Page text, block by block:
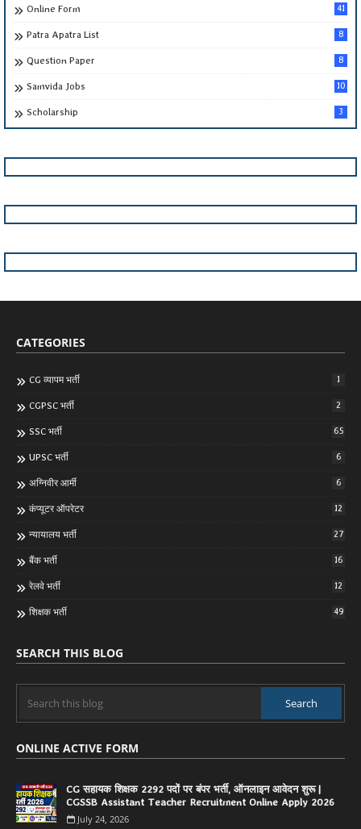
Online Form 41
Patra Apatra List 8
Question Paper 8
Samvida Jobs 10
Scholarship 3
CATEGORIES
CG व्यापम भर्ती 1
CGPSC भर्ती 2
SSC भर्ती 65
UPSC भर्ती 6
अग्निवीर आर्मी 6
कंप्यूटर ऑपरेटर 12
न्यायालय भर्ती 27
बैंक भर्ती 16
रेलवे भर्ती 12
शिक्षक भर्ती 49
SEARCH THIS BLOG
ONLINE ACTIVE FORM
CG सहायक शिक्षक 2292 पदों पर बंपर भर्ती, ऑनलाइन आवेदन शुरू |
CGSSB Assistant Teacher Recruitment Online Apply 2026
July 24, 2026